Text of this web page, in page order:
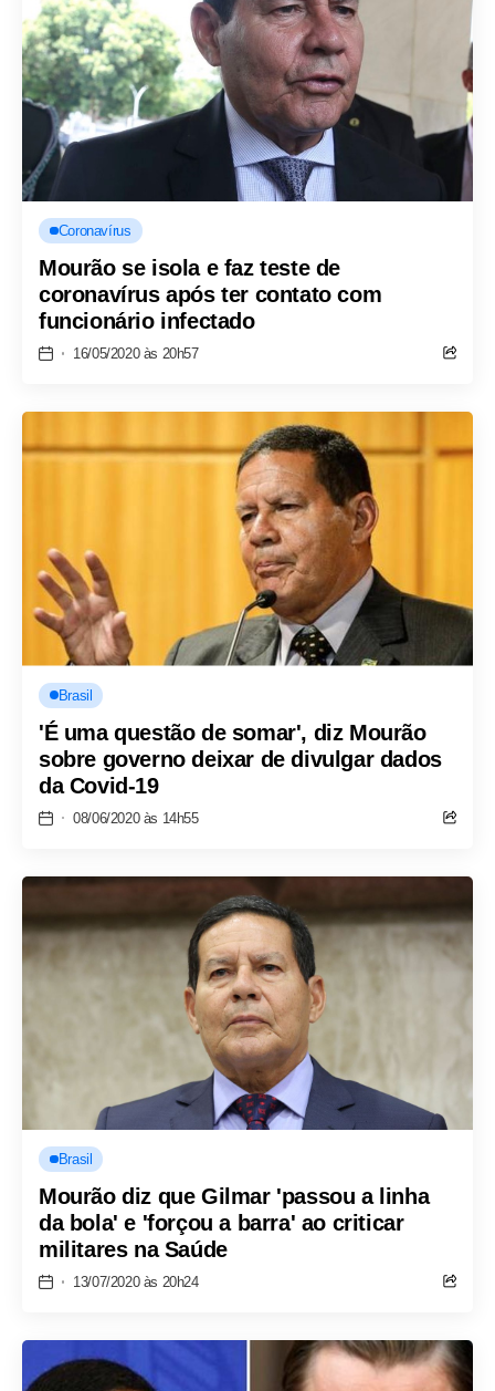
Coronavírus
Mourão se isola e faz teste de
coronavírus após ter contato com
funcionário infectado
16/05/2020 às 20h57
Brasil
'É uma questão de somar', diz Mourão
sobre governo deixar de divulgar dados
da Covid-19
08/06/2020 às 14h55
Brasil
Mourão diz que Gilmar 'passou a linha
da bola' e 'forçou a barra' ao criticar
militares na Saúde
13/07/2020 às 20h24